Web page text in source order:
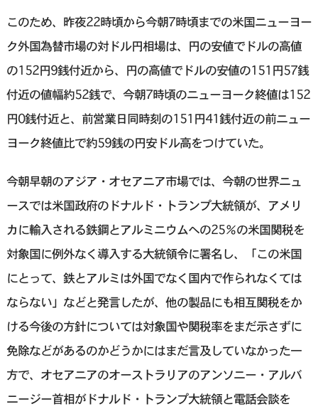
このため、昨夜22時頃から今朝7時頃までの米国ニューヨー
ク外国為替市場の対ドル円相場は、円の安値でドルの高値
の152円9銭付近から、円の高値でドルの安値の151円57銭
付近の値幅約52銭で、今朝7時頃のニューヨーク終値は152
円0銭付近と、前営業日同時刻の151円41銭付近の前ニュー
ヨーク終値比で約59銭の円安ドル高をつけていた。
今朝早朝のアジア・オセアニア市場では、今朝の世界ニュ
ースでは米国政府のドナルド・トランプ大統領が、アメリ
カに輸入される鉄鋼とアルミニウムへの25％の米国関税を
対象国に例外なく導入する大統領令に署名し、「この米国
にとって、鉄とアルミは外国でなく国内で作られなくては
ならない」などと発言したが、他の製品にも相互関税をか
ける今後の方針については対象国や関税率をまだ示さずに
免除などがあるのかどうかにはまだ言及していなかった一
方で、オセアニアのオーストラリアのアンソニー・アルバ
ニージー首相がドナルド・トランプ大統領と電話会談を